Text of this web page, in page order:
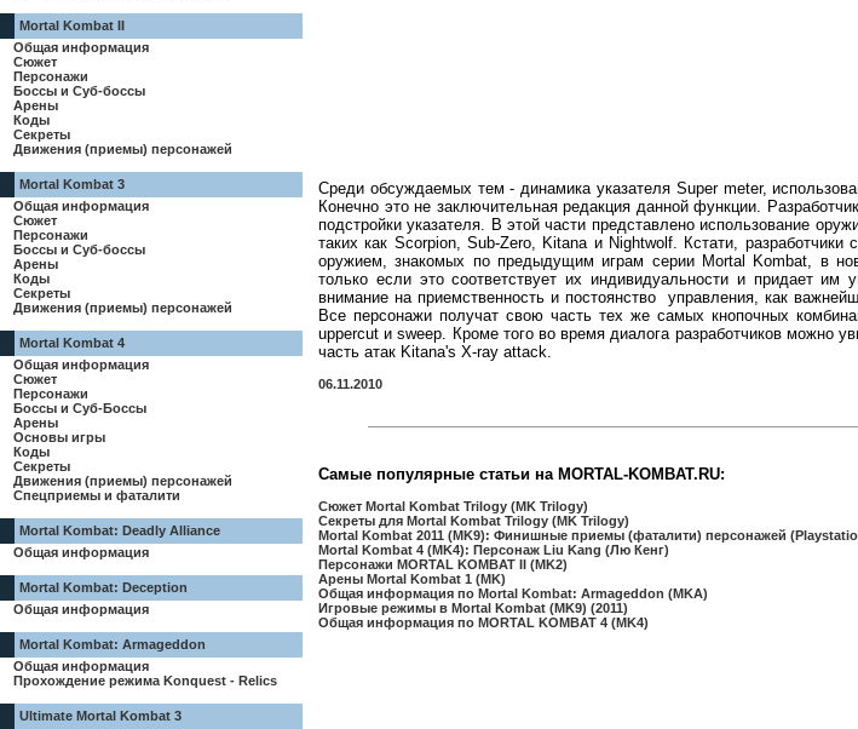
Mortal Kombat II
Общая информация
Сюжет
Персонажи
Боссы и Суб-боссы
Арены
Коды
Секреты
Движения (приемы) персонажей
Mortal Kombat 3
Общая информация
Сюжет
Персонажи
Боссы и Суб-боссы
Арены
Коды
Секреты
Движения (приемы) персонажей
Mortal Kombat 4
Общая информация
Сюжет
Персонажи
Боссы и Суб-Боссы
Арены
Основы игры
Коды
Секреты
Движения (приемы) персонажей
Спецприемы и фаталити
Mortal Kombat: Deadly Alliance
Общая информация
Mortal Kombat: Deception
Общая информация
Mortal Kombat: Armageddon
Общая информация
Прохождение режима Konquest - Relics
Ultimate Mortal Kombat 3
Среди обсуждаемых тем - динамика указателя Super meter,
Конечно это не заключительная редакция данной функции.
подстройки указателя. В этой части представлено использование
таких как Scorpion, Sub-Zero, Kitana и Nightwolf. Кстати,
оружием, знакомых по предыдущим играм серии Mortal Kombat, в
только если это соответствует их индивидуальности и придает
внимание на приемственность и постоянство управления, как
Все персонажи получат свою часть тех же самых кнопочных
uppercut и sweep. Кроме того во время диалога разработчиков можно
часть атак Kitana's X-ray attack.
06.11.2010
Самые популярные статьи на MORTAL-KOMBAT.RU:
Сюжет Mortal Kombat Trilogy (MK Trilogy)
Секреты для Mortal Kombat Trilogy (MK Trilogy)
Mortal Kombat 2011 (MK9): Финишные приемы (фаталити) персонажей
Mortal Kombat 4 (MK4): Персонаж Liu Kang (Лю Кенг)
Персонажи MORTAL KOMBAT II (MK2)
Арены Mortal Kombat 1 (MK)
Общая информация по Mortal Kombat: Armageddon (MKA)
Игровые режимы в Mortal Kombat (MK9) (2011)
Общая информация по MORTAL KOMBAT 4 (MK4)